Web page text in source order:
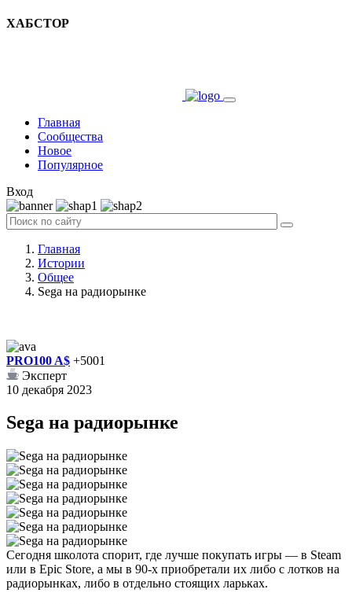
ХАБСТОР
Главная
Сообщества
Новое
Популярное
Вход
Главная
Истории
Общее
Sega на радиорынке
PRO100 A$ +5001
Эксперт
10 декабря 2023
Sega на радиорынке
Сегодня школота спорит, где лучше покупать игры — в Steam
или в Epic Store, а мы в 90-х приобретали их либо с лотков на
радиорынках, либо в отдельно стоящих ларьках.